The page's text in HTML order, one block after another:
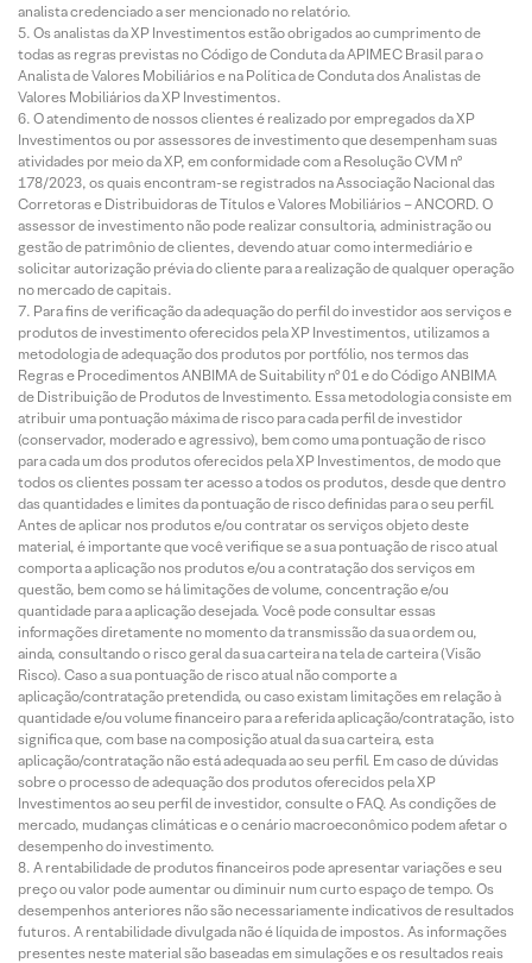
analista credenciado a ser mencionado no relatório.
Os analistas da XP Investimentos estão obrigados ao cumprimento de
todas as regras previstas no Código de Conduta da APIMEC Brasil para o
Analista de Valores Mobiliários e na Política de Conduta dos Analistas de
Valores Mobiliários da XP Investimentos.
O atendimento de nossos clientes é realizado por empregados da XP
Investimentos ou por assessores de investimento que desempenham suas
atividades por meio da XP, em conformidade com a Resolução CVM nº
178/2023, os quais encontram-se registrados na Associação Nacional das
Corretoras e Distribuidoras de Títulos e Valores Mobiliários – ANCORD. O
assessor de investimento não pode realizar consultoria, administração ou
gestão de patrimônio de clientes, devendo atuar como intermediário e
solicitar autorização prévia do cliente para a realização de qualquer operação
no mercado de capitais.
Para fins de verificação da adequação do perfil do investidor aos serviços e
produtos de investimento oferecidos pela XP Investimentos, utilizamos a
metodologia de adequação dos produtos por portfólio, nos termos das
Regras e Procedimentos ANBIMA de Suitability nº 01 e do Código ANBIMA
de Distribuição de Produtos de Investimento. Essa metodologia consiste em
atribuir uma pontuação máxima de risco para cada perfil de investidor
(conservador, moderado e agressivo), bem como uma pontuação de risco
para cada um dos produtos oferecidos pela XP Investimentos, de modo que
todos os clientes possam ter acesso a todos os produtos, desde que dentro
das quantidades e limites da pontuação de risco definidas para o seu perfil.
Antes de aplicar nos produtos e/ou contratar os serviços objeto deste
material, é importante que você verifique se a sua pontuação de risco atual
comporta a aplicação nos produtos e/ou a contratação dos serviços em
questão, bem como se há limitações de volume, concentração e/ou
quantidade para a aplicação desejada. Você pode consultar essas
informações diretamente no momento da transmissão da sua ordem ou,
ainda, consultando o risco geral da sua carteira na tela de carteira (Visão
Risco). Caso a sua pontuação de risco atual não comporte a
aplicação/contratação pretendida, ou caso existam limitações em relação à
quantidade e/ou volume financeiro para a referida aplicação/contratação, isto
significa que, com base na composição atual da sua carteira, esta
aplicação/contratação não está adequada ao seu perfil. Em caso de dúvidas
sobre o processo de adequação dos produtos oferecidos pela XP
Investimentos ao seu perfil de investidor, consulte o FAQ. As condições de
mercado, mudanças climáticas e o cenário macroeconômico podem afetar o
desempenho do investimento.
A rentabilidade de produtos financeiros pode apresentar variações e seu
preço ou valor pode aumentar ou diminuir num curto espaço de tempo. Os
desempenhos anteriores não são necessariamente indicativos de resultados
futuros. A rentabilidade divulgada não é líquida de impostos. As informações
presentes neste material são baseadas em simulações e os resultados reais